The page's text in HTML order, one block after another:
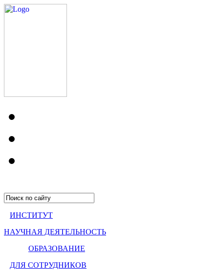
ИНСТИТУТ
НАУЧНАЯ ДЕЯТЕЛЬНОСТЬ
ОБРАЗОВАНИЕ
ДЛЯ СОТРУДНИКОВ